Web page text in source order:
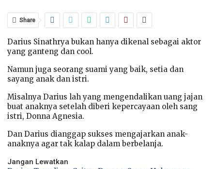
Share
Darius Sinathrya bukan hanya dikenal sebagai aktor
yang ganteng dan cool.
Namun juga seorang suami yang baik, setia dan
sayang anak dan istri.
Misalnya Darius lah yang mengendalikan uang jajan
buat anaknya setelah diberi kepercayaan oleh sang
istri, Donna Agnesia.
Dan Darius dianggap sukses mengajarkan anak-
anaknya agar tak kalap dalam berbelanja.
Jangan Lewatkan